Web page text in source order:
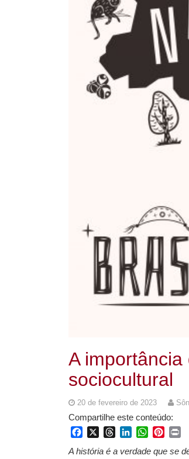
A
sociocultural
20 de fevereiro de 2023
Compartilhe este conteúdo:
FacebookThreadsLinkedInWhatsApp
A história é a verdade que se